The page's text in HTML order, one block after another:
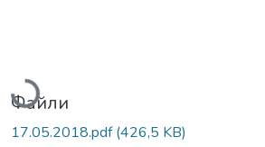
Вантажиться...
Файли
17.05.2018.pdf(426,5 KB)